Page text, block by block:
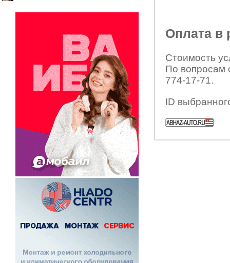
Оплата в
Стоимость
По вопросам
774-17-71.
ID